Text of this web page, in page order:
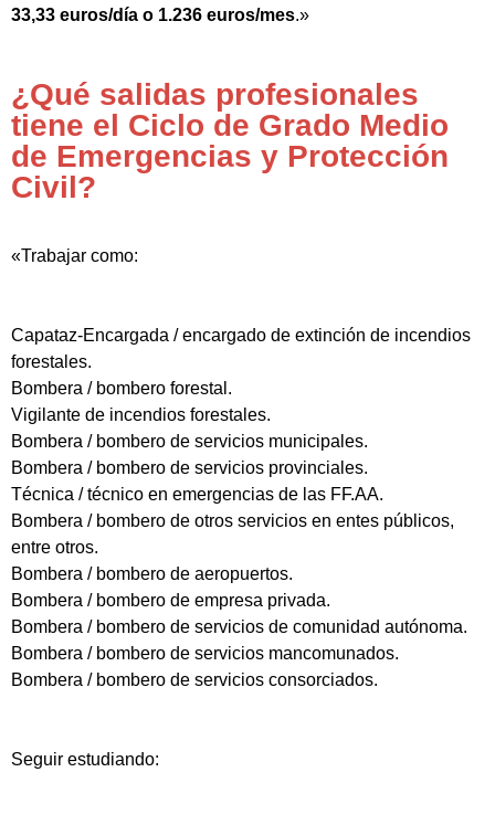
33,33 euros/día o 1.236 euros/mes.»
¿Qué salidas profesionales
tiene el Ciclo de Grado Medio
de Emergencias y Protección
Civil?
«Trabajar como:
Capataz-Encargada / encargado de extinción de incendios
forestales.
Bombera / bombero forestal.
Vigilante de incendios forestales.
Bombera / bombero de servicios municipales.
Bombera / bombero de servicios provinciales.
Técnica / técnico en emergencias de las FF.AA.
Bombera / bombero de otros servicios en entes públicos,
entre otros.
Bombera / bombero de aeropuertos.
Bombera / bombero de empresa privada.
Bombera / bombero de servicios de comunidad autónoma.
Bombera / bombero de servicios mancomunados.
Bombera / bombero de servicios consorciados.
Seguir estudiando: